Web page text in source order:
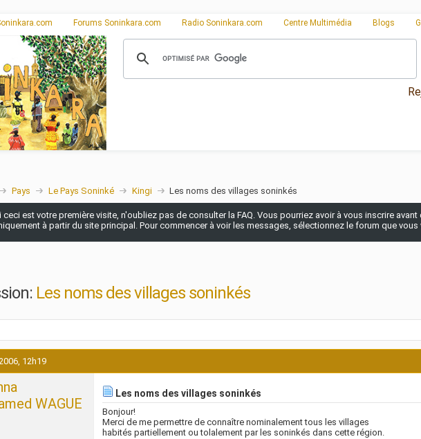
Forums Soninkara.com Radio Soninkara.com Centre Multimédia Blogs
Pays Le Pays Soninké Kingi Les noms des villages soninkés
ceci est votre première visite, n'oubliez pas de consulter la FAQ. Vous pourriez avoir à vous inscrire
à partir du site principal. Pour commencer à voir les messages, sélectionnez le forum que
Les noms des villages soninkés
12h19
WAGUE
Les noms des villages soninkés
Bonjour!
Merci de me permettre de connaître nominalement tous les villages
habités partiellement ou tolalement par les soninkés dans cette région.